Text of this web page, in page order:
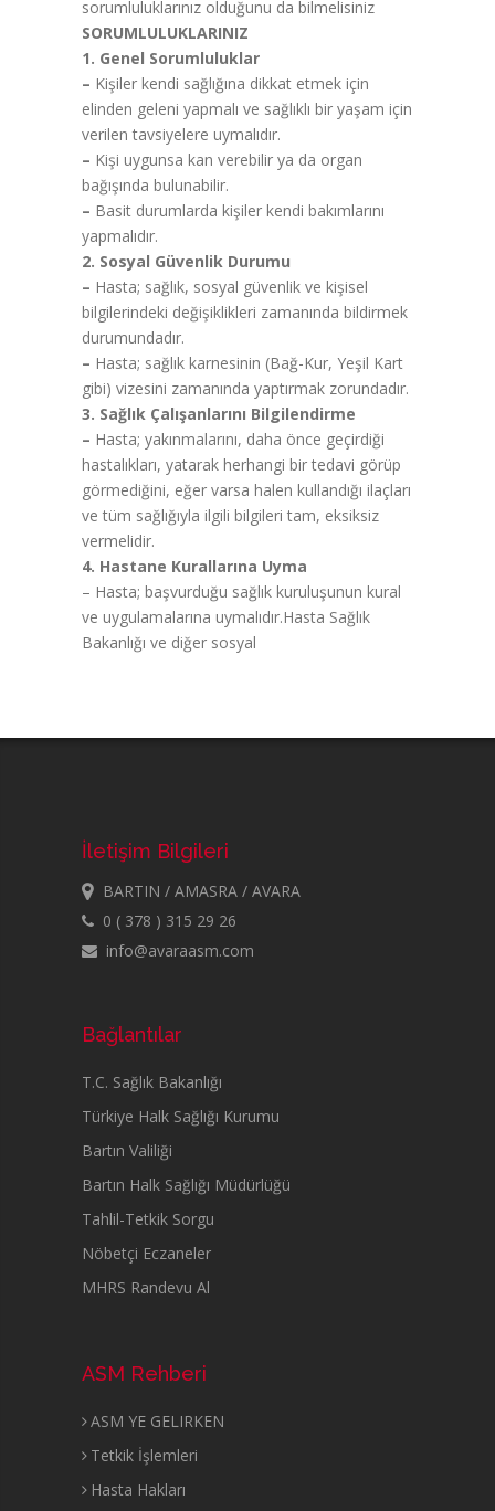
sorumluluklarınız olduğunu da bilmelisiniz
SORUMLULUKLARINIZ
1. Genel Sorumluluklar
– Kişiler kendi sağlığına dikkat etmek için
elinden geleni yapmalı ve sağlıklı bir yaşam için
verilen tavsiyelere uymalıdır.
– Kişi uygunsa kan verebilir ya da organ
bağışında bulunabilir.
– Basit durumlarda kişiler kendi bakımlarını
yapmalıdır.
2. Sosyal Güvenlik Durumu
– Hasta; sağlık, sosyal güvenlik ve kişisel
bilgilerindeki değişiklikleri zamanında bildirmek
durumundadır.
– Hasta; sağlık karnesinin (Bağ-Kur, Yeşil Kart
gibi) vizesini zamanında yaptırmak zorundadır.
3. Sağlık Çalışanlarını Bilgilendirme
– Hasta; yakınmalarını, daha önce geçirdiği
hastalıkları, yatarak herhangi bir tedavi görüp
görmediğini, eğer varsa halen kullandığı ilaçları
ve tüm sağlığıyla ilgili bilgileri tam, eksiksiz
vermelidir.
4. Hastane Kurallarına Uyma
– Hasta; başvurduğu sağlık kuruluşunun kural
ve uygulamalarına uymalıdır.Hasta Sağlık
Bakanlığı ve diğer sosyal
İletişim Bilgileri
BARTIN / AMASRA / AVARA
0 ( 378 ) 315 29 26
info@avaraasm.com
Bağlantılar
T.C. Sağlık Bakanlığı
Türkiye Halk Sağlığı Kurumu
Bartın Valiliği
Bartın Halk Sağlığı Müdürlüğü
Tahlil-Tetkik Sorgu
Nöbetçi Eczaneler
MHRS Randevu Al
ASM Rehberi
ASM YE GELIRKEN
Tetkik İşlemleri
Hasta Hakları